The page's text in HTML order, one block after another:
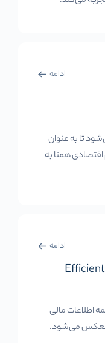
ادامه
تا به عنوان
همتا به
ادامه
اطلاعات مالی
منعکس می‌شود.